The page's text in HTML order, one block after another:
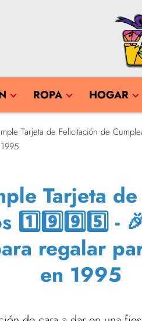
ROPA HOGAR
Tarjeta de Felicitación de
Tarjeta
1️⃣9️⃣9️⃣5️⃣ -
regalar
en 1995